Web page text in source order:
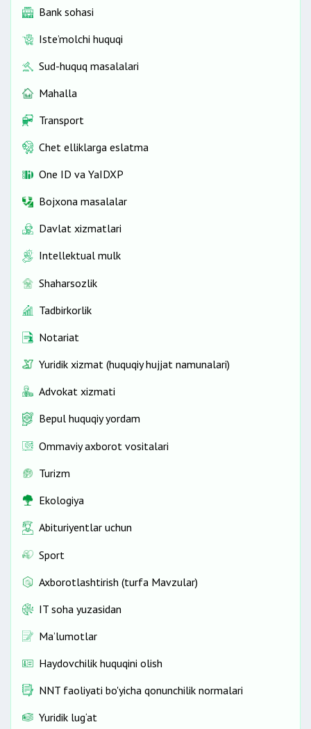
Bank sohasi
Iste’molchi huquqi
Sud-huquq masalalari
Mahalla
Transport
Chet elliklarga eslatma
One ID vа YaIDXP
Bojxona masalalar
Davlat xizmatlari
Intellektual mulk
Shaharsozlik
Tadbirkorlik
Notariat
Yuridik xizmat (huquqiy hujjat namunalari)
Advokat xizmati
Bepul huquqiy yordam
Ommaviy axborot vositalari
Turizm
Ekologiya
Abituriyentlar uchun
Sport
Axborotlashtirish (turfa Mavzular)
IT soha yuzasidan
Ma’lumotlar
Haydovchilik huquqini olish
NNT faoliyati bo'yicha qonunchilik normalari
Yuridik lug‘at